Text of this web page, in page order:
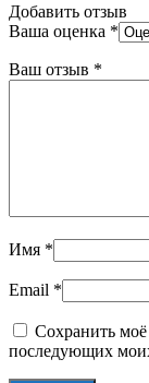
Добавить отзыв
Ваша оценка *
Ваш отзыв *
Имя *
Email *
Сохранить моё
последующих